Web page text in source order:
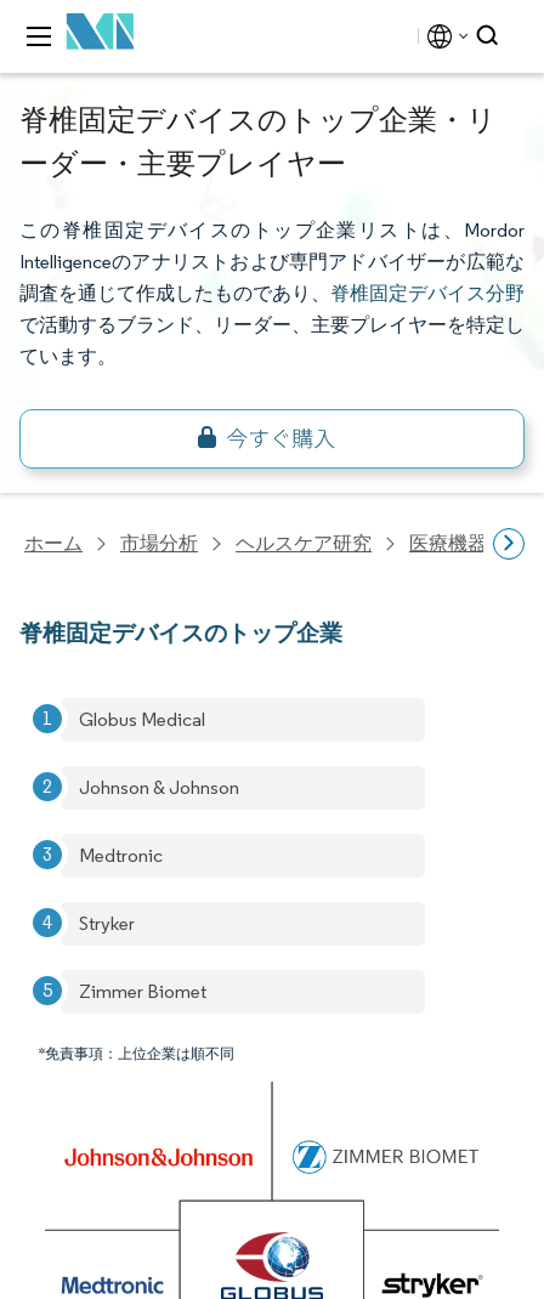
脊椎固定デバイスのトップ企業・リ
ーダー・主要プレイヤー
この脊椎固定デバイスのトップ企業リストは、Mordor
Intelligenceのアナリストおよび専門アドバイザーが広範な
調査を通じて作成したものであり、 脊椎固定デバイス分野
で活動するブランド、リーダー、主要プレイヤーを特定し
ています。
ホーム 市場分析 ヘルスケア研究 医療機器研究
脊椎固定デバイスのトップ企業
Globus Medical
Johnson & Johnson
Medtronic
Stryker
Zimmer Biomet
*免責事項：上位企業は順不同